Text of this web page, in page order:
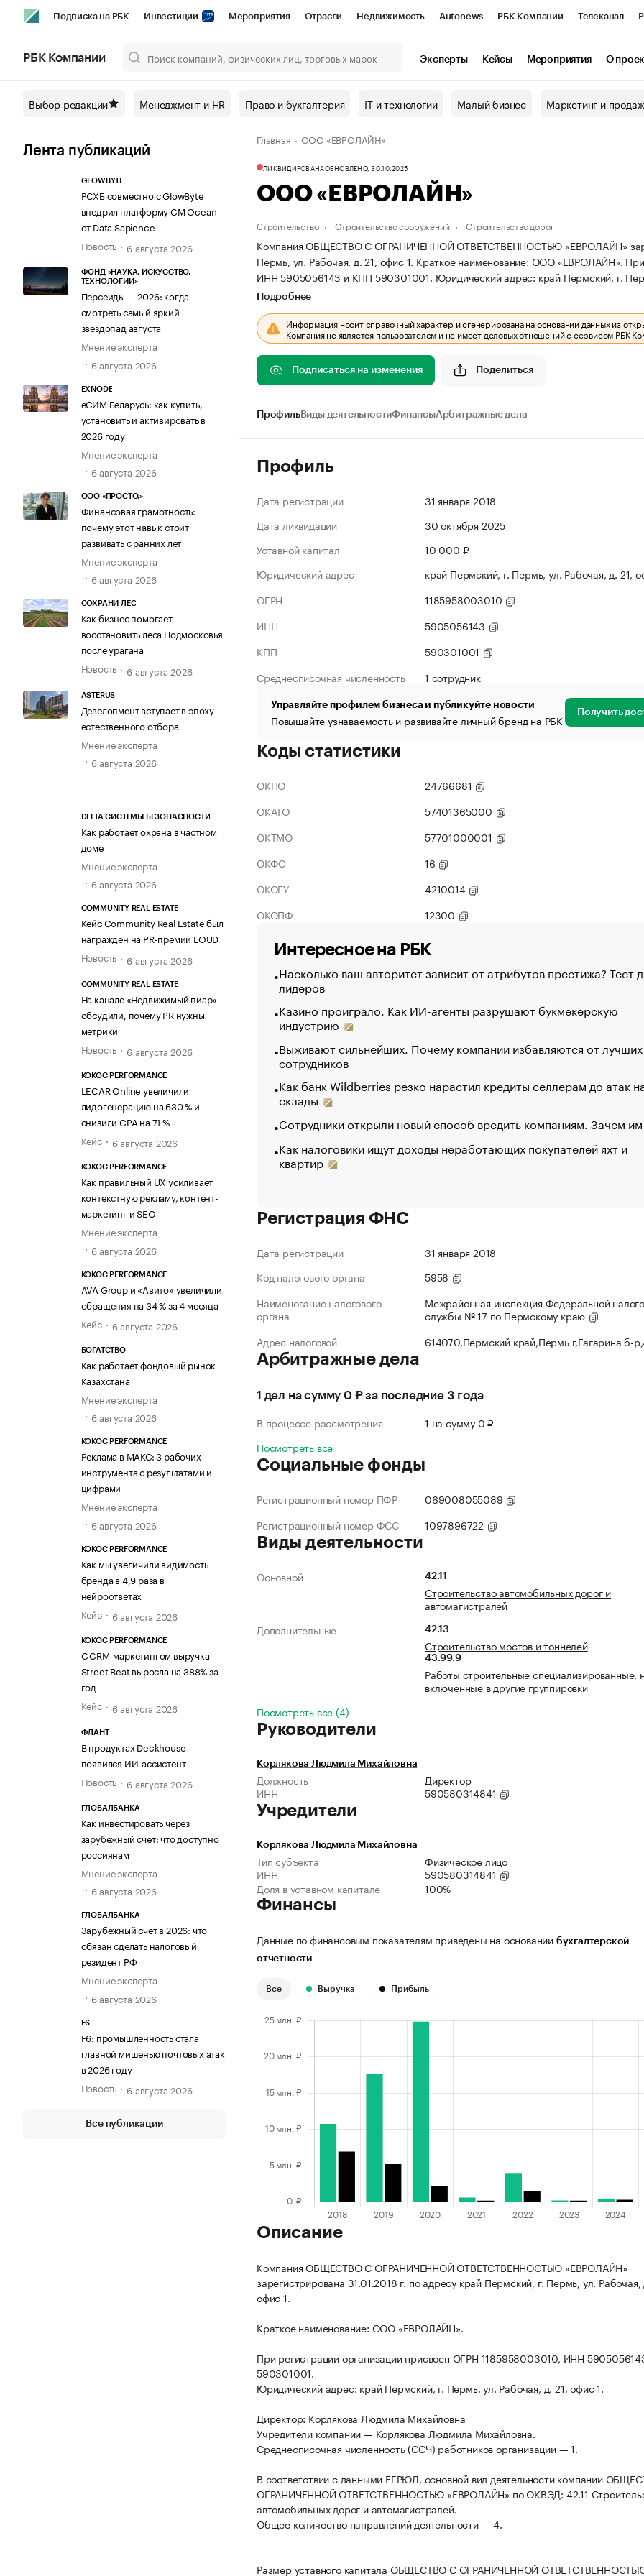
Подписка на РБК Инвестиции Мероприятия Отрасли Недвижимость Autonews РБК Компании Телеканал
Спецпроекты СПб Конференции СПб Спецпроекты Проверка контрагентов
Технологии и медиа Рынок наличной валюты
РБК Компании Эксперты Кейсы Мероприятия О
Выбор редакции Менеджмент и HR Право и бухгалтерия IT и технологии Малый бизнес Маркетинг и
Лента публикаций
GLOWBYTE
РСХБ совместно с GlowByte
внедрил платформу CM Ocean
от Data Sapience
Новость
6 августа 2026
ФОНД «НАУКА. ИСКУССТВО.
ТЕХНОЛОГИИ»
Персеиды — 2026: когда
смотреть самый яркий
звездопад августа
Мнение эксперта
6 августа 2026
EXNODE
еСИМ Беларусь: как купить,
установить и активировать в
2026 году
Мнение эксперта
6 августа 2026
ООО «ПРОСТО.»
Финансовая грамотность:
почему этот навык стоит
развивать с ранних лет
Мнение эксперта
6 августа 2026
СОХРАНИ ЛЕС
Как бизнес помогает
восстановить леса Подмосковья
после урагана
Новость
6 августа 2026
ASTERUS
Девелопмент вступает в эпоху
естественного отбора
Мнение эксперта
6 августа 2026
DELTA СИСТЕМЫ БЕЗОПАСНОСТИ
Как работает охрана в частном
доме
Мнение эксперта
6 августа 2026
COMMUNITY REAL ESTATE
Кейс Community Real Estate был
награжден на PR-премии LOUD
Новость
6 августа 2026
COMMUNITY REAL ESTATE
На канале «Недвижимый пиар»
обсудили, почему PR нужны
метрики
Новость
6 августа 2026
KOKOC PERFORMANCE
LECAR Online увеличили
лидогенерацию на 630 % и
снизили CPA на 71 %
Кейс
6 августа 2026
KOKOC PERFORMANCE
Как правильный UX усиливает
контекстную рекламу, контент-
маркетинг и SEO
Мнение эксперта
6 августа 2026
KOKOC PERFORMANCE
AVA Group и «Авито» увеличили
обращения на 34 % за 4 месяца
Кейс
6 августа 2026
БОГАТСТВО
Как работает фондовый рынок
Казахстана
Мнение эксперта
6 августа 2026
KOKOC PERFORMANCE
Реклама в МАКС: 3 рабочих
инструмента с результатами и
цифрами
Мнение эксперта
6 августа 2026
KOKOC PERFORMANCE
Как мы увеличили видимость
бренда в 4,9 раза в
нейроответах
Кейс
6 августа 2026
KOKOC PERFORMANCE
С CRM-маркетингом выручка
Street Beat выросла на 388% за
год
Кейс
6 августа 2026
ФЛАНТ
В продуктах Deckhouse
появился ИИ-ассистент
Новость
6 августа 2026
ГЛОБАЛБАНКА
Как инвестировать через
зарубежный счет: что доступно
россиянам
Мнение эксперта
6 августа 2026
ГЛОБАЛБАНКА
Зарубежный счет в 2026: что
обязан сделать налоговый
резидент РФ
Мнение эксперта
6 августа 2026
F6
F6: промышленность стала
главной мишенью почтовых атак
в 2026 году
Новость
6 августа 2026
Все публикации
Главная ООО «ЕВРОЛАЙН»
ЛИКВИДИРОВАНАОБНОВЛЕНО, 30.10.2025
ООО «ЕВРОЛАЙН»
Строительство Строительство сооружений Строительство дорог
Компания ОБЩЕСТВО С ОГРАНИЧЕННОЙ ОТВЕТСТВЕННОСТЬЮ «ЕВРОЛАЙН»
Пермь, ул. Рабочая, д. 21, офис 1. Краткое наименование: ООО «ЕВРОЛАЙН».
ИНН 5905056143 и КПП 590301001. Юридический адрес: край Пермский, г.
Подробнее
Информация носит справочный характер и сгенерирована на основании данных из
Компания не является пользователем и не имеет деловых отношений с сервисом РБК
Подписаться на изменения Поделиться
ПрофильВиды деятельностиФинансыАрбитражные дела
Профиль
Дата регистрации
31 января 2018
Дата ликвидации
30 октября 2025
Уставной капитал
10 000 ₽
Юридический адрес
край Пермский, г. Пермь, ул. Рабочая, д. 21,
ОГРН
1185958003010
ИНН
5905056143
КПП
590301001
Среднесписочная численность
1 сотрудник
Управляйте профилем бизнеса и публикуйте новости
Повышайте узнаваемость и развивайте личный бренд на РБК Получить
Коды статистики
ОКПО
24766681
ОКАТО
57401365000
ОКТМО
57701000001
ОКФС
16
ОКОГУ
4210014
ОКОПФ
12300
Интересное на РБК
Насколько ваш авторитет зависит от атрибутов престижа? Тест
лидеров
Казино проиграло. Как ИИ-агенты разрушают букмекерскую
индустрию
Выживают сильнейших. Почему компании избавляются от лучших
сотрудников
Как банк Wildberries резко нарастил кредиты селлерам до атак
склады
Сотрудники открыли новый способ вредить компаниям. Зачем
Как налоговики ищут доходы неработающих покупателей яхт и
квартир
Регистрация ФНС
Дата регистрации
31 января 2018
Код налогового органа
5958
Наименование налогового
органа
Межрайонная инспекция Федеральной
службы № 17 по Пермскому краю
Адрес налоговой
614070,Пермский край,Пермь г,Гагарина б-
Арбитражные дела
1 дел на сумму 0 ₽ за последние 3 года
В процессе рассмотрения
1 на сумму 0 ₽
Посмотреть все
Социальные фонды
Регистрационный номер ПФР
069008055089
Регистрационный номер ФСС
1097896722
Виды деятельности
Основной 42.11
Строительство автомобильных дорог и
автомагистралей
Дополнительные
42.13
Строительство мостов и тоннелей
43.99.9
Работы строительные специализированные,
включенные в другие группировки
Посмотреть все (4)
Руководители
Корлякова Людмила Михайловна
Должность
Директор
ИНН
590580314841
Учредители
Корлякова Людмила Михайловна
Тип субъекта
Физическое лицо
ИНН
590580314841
Доля в уставном капитале
100%
Финансы
Данные по финансовым показателям приведены на основании бухгалтерской
отчетности
Все Выручка Прибыль
Описание
Компания ОБЩЕСТВО С ОГРАНИЧЕННОЙ ОТВЕТСТВЕННОСТЬЮ «ЕВРОЛАЙН»
зарегистрирована 31.01.2018 г. по адресу край Пермский, г. Пермь, ул. Рабочая,
офис 1.
Краткое наименование: ООО «ЕВРОЛАЙН».
При регистрации организации присвоен ОГРН 1185958003010, ИНН
590301001.
Юридический адрес: край Пермский, г. Пермь, ул. Рабочая, д. 21, офис 1.
Директор: Корлякова Людмила Михайловна
Учредители компании — Корлякова Людмила Михайловна.
Среднесписочная численность (ССЧ) работников организации — 1.
В соответствии с данными ЕГРЮЛ, основной вид деятельности компании
ОГРАНИЧЕННОЙ ОТВЕТСТВЕННОСТЬЮ «ЕВРОЛАЙН» по ОКВЭД: 42.11
автомобильных дорог и автомагистралей.
Общее количество направлений деятельности — 4.
Размер уставного капитала ОБЩЕСТВО С ОГРАНИЧЕННОЙ